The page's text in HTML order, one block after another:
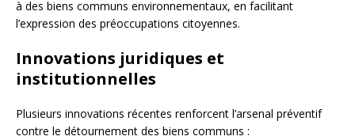
à des biens communs environnementaux, en facilitant
l’expression des préoccupations citoyennes.
Innovations juridiques et
institutionnelles
Plusieurs innovations récentes renforcent l’arsenal préventif
contre le détournement des biens communs :